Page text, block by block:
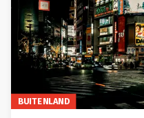
BUITENLAND